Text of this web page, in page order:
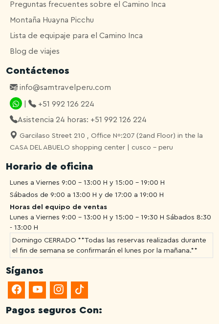
Preguntas frecuentes sobre el Camino Inca
Montaña Huayna Picchu
Lista de equipaje para el Camino Inca
Blog de viajes
Contáctenos
info@samtravelperu.com
+51 992 126 224
Asistencia 24 horas: +51 992 126 224
Garcilaso Street 210 , Office Nº:207 (2and Floor) in the la
CASA DEL ABUELO shopping center | cusco - peru
Horario de oficina
Lunes a Viernes 9:00 - 13:00 H y 15:00 - 19:00 H
Sábados de 9:00 a 13:00 H y de 17:00 a 19:00 H
Horas del equipo de ventas
Lunes a Viernes 9:00 - 13:00 H y 15:00 - 19:30 H Sábados 8:30
- 13:00 H
Domingo CERRADO **Todas las reservas realizadas durante
el fin de semana se confirmarán el lunes por la mañana.**
Síganos
Pagos seguros Con: